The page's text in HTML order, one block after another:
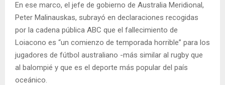
En ese marco, el jefe de gobierno de Australia Meridional,
Peter Malinauskas, subrayó en declaraciones recogidas
por la cadena pública ABC que el fallecimiento de
Loiacono es “un comienzo de temporada horrible” para los
jugadores de fútbol australiano -más similar al rugby que
al balompié y que es el deporte más popular del país
oceánico.